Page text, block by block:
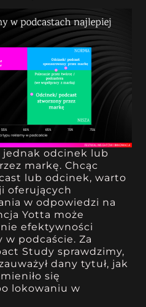
jednak odcinek lub
markę. Chcąc
lub odcinek, warto
oferujących
w odpowiedzi na
Yotta może
efektywności
podcaście. Za
Study sprawdzimy,
dany tytuł, jak
się
lokowaniu w